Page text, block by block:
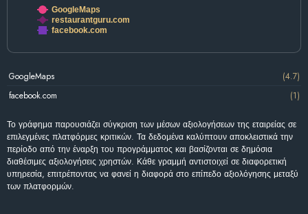
GoogleMaps
restaurantguru.com
facebook.com
GoogleMaps
(4.7)
facebook.com
(1)
Το γράφημα παρουσιάζει σύγκριση των μέσων αξιολογήσεων της εταιρείας σε
επιλεγμένες πλατφόρμες κριτικών. Τα δεδομένα καλύπτουν αποκλειστικά την
περίοδο από την έναρξη του προγράμματος και βασίζονται σε δημόσια
διαθέσιμες αξιολογήσεις χρηστών. Κάθε γραμμή αντιστοιχεί σε διαφορετική
υπηρεσία, επιτρέποντας να φανεί η διαφορά στο επίπεδο αξιολόγησης μεταξύ
των πλατφορμών.